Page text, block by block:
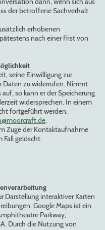
der betroffene Sachverhalt
erhobenen
nach einer Frist von
seine Einwilligung zur
Daten zu widerrufen. Nimmt
so kann er der Speicherung
widersprechen. In einem
fortgeführt werden.
.
Zuge der Kontaktaufnahme
Fall gelöscht.
Darstellung interaktiver Karten
Google Maps ist ein
Parkway,
Durch die Nutzung von